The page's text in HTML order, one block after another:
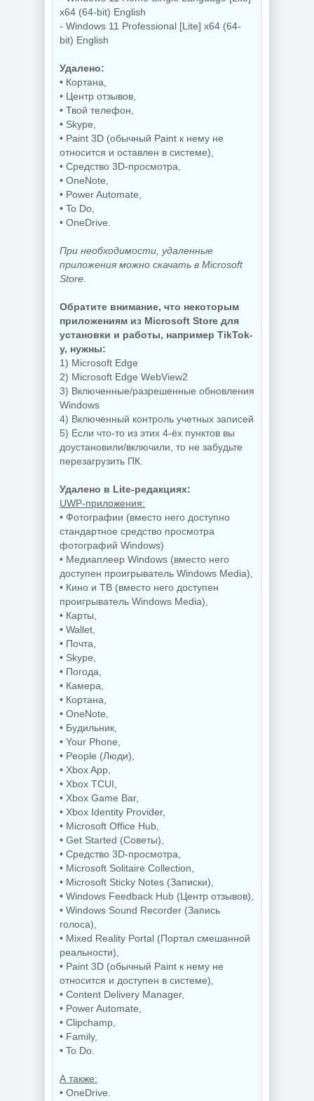
Редактор
изображений
FastStone Capture
11.3 + Portable
программ IObit
Uninstaller Pro
Дефрагментатор
Defrag
Professional +
Server 31.3 Build
26064 by KpoJIuK
NEW
PDF редактор
Wondershare
Редактирование
документов
PDFgear 2.1.18
Диспетчер задач
для Windows
AppControl
1.4.0.415
Управление
NEW
Windows 10
NEW
Windows 11 Pro
26H1 Build
28120.2546 by
OneSmiLe
NEW
Windows 11 25H2
Windows 10 LTSC
2019 x64 WPI by
AG 07.2026
Blackmagic
Design DaVinci
Resolve Studio
21.0.3 Build 7 by
KpoJIuK
NEW
Создание
электронных
Видеоплеер для
NEW
x64 (64-bit) English
- Windows 11 Professional [Lite] x64 (64-
bit) English
Удалено:
• Кортана,
• Центр отзывов,
• Твой телефон,
• Skype,
• Paint 3D (обычный Paint к нему не
относится и оставлен в системе),
• Средство 3D-просмотра,
• OneNote,
• Power Automate,
• To Do,
• OneDrive.
При необходимости, удаленные
приложения можно скачать в Microsoft
Store.
Обратите внимание, что некоторым
приложениям из Microsoft Store для
установки и работы, например TikTok-
у, нужны:
1) Microsoft Edge
2) Microsoft Edge WebView2
3) Включенные/разрешенные обновления
Windows
4) Включенный контроль учетных записей
5) Если что-то из этих 4-ёх пунктов вы
доустановили/включили, то не забудьте
перезагрузить ПК.
Удалено в Lite-редакциях:
UWP-приложения:
• Фотографии (вместо него доступно
стандартное средство просмотра
фотографий Windows)
• Медиаплеер Windows (вместо него
доступен проигрыватель Windows Media),
• Кино и ТВ (вместо него доступен
проигрыватель Windows Media),
• Карты,
• Wallet,
• Почта,
• Skype,
• Погода,
• Камера,
• Кортана,
• OneNote,
• Будильник,
• Your Phone,
• People (Люди),
• Xbox App,
• Xbox TCUI,
• Xbox Game Bar,
• Xbox Identity Provider,
• Microsoft Office Hub,
• Get Started (Советы),
• Средство 3D-просмотра,
• Microsoft Solitaire Collection,
• Microsoft Sticky Notes (Записки),
• Windows Feedback Hub (Центр отзывов),
• Windows Sound Recorder (Запись
голоса),
• Mixed Reality Portal (Портал смешанной
реальности),
• Paint 3D (обычный Paint к нему не
относится и доступен в системе),
• Content Delivery Manager,
• Power Automate,
• Clipchamp,
• Family,
• To Do.
А также:
• OneDrive.